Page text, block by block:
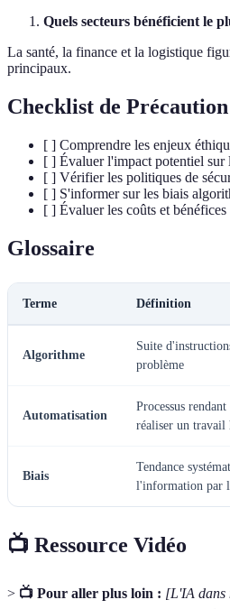
Quels secteurs bénéficient le
La santé, la finance et la logistique
principaux.
Checklist de Précaution
[ ] Comprendre les enjeux
[ ] Évaluer l'impact potentiel sur
[ ] Vérifier les politiques de
[ ] S'informer sur les biais
[ ] Évaluer les coûts et
Glossaire
Terme Définition
Algorithme
Suite
problème
Automatisation
Processus
réaliser un travail
Biais
Tendance
l'information par
📺 Ressource Vidéo
> 📺 Pour aller plus loin : [L'IA dans